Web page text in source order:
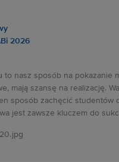
2026
to nasz sposób na pokazanie
mają szansę na realizację.
sposób zachęcić
jest zawsze kluczem do